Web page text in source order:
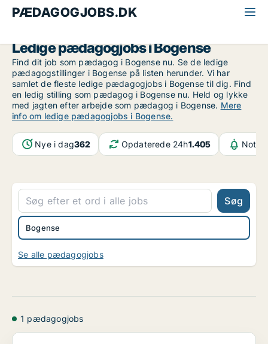
PÆDAGOGJOBS.DK
Ledige pædagogjobs i Bogense
Find dit job som pædagog i Bogense nu. Se de ledige
pædagogstillinger i Bogense på listen herunder. Vi har
samlet de fleste ledige pædagogjobs i Bogense til dig. Find
en ledig stilling som pædagog i Bogense nu. Held og lykke
med jagten efter arbejde som pædagog i Bogense. Mere
info om ledige pædagogjobs i Bogense.
Nye i dag362 Opdaterede 24h1.405
Søg
Bogense
Se alle pædagogjobs
1 pædagogjobs
Pædagog med hjerte og faglighed søges til Nordfyns...